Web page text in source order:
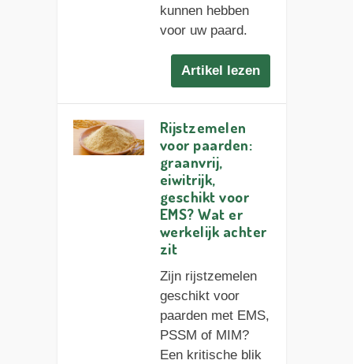
kunnen hebben
voor uw paard.
Artikel lezen
Rijstzemelen
voor paarden:
graanvrij,
eiwitrijk,
geschikt voor
EMS? Wat er
werkelijk achter
zit
Zijn rijstzemelen
geschikt voor
paarden met EMS,
PSSM of MIM?
Een kritische blik